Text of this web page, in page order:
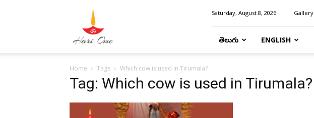
Saturday, August 8, 2026 Gallery
తెలుగు ENGLISH
Home Tags Which cow is used in Tirumala?
Tag: Which cow is used in Tirumala?